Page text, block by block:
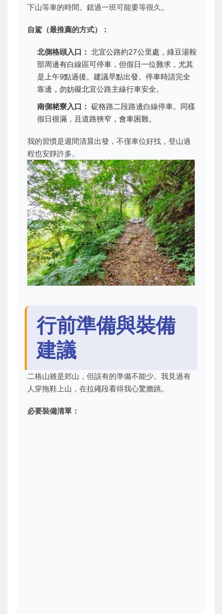
下山等車的時間。錯過一班可能要等很久。
自駕（最推薦的方式）：
北側格頭入口： 北宜公路約27公里處，綠豆湯鞍
部周邊有白線區可停車，但假日一位難求，尤其
是上午9點過後。建議早點出發。停車時請完全
靠邊，勿妨礙北宜公路主線行車安全。
南側栳寮入口： 碇格路二段路邊白線停車。同樣
假日很滿，且道路狹窄，會車困難。
我的習慣是週間清晨出發，不僅車位好找，登山過
程也安靜許多。
行前準備與裝備
建議
二格山雖是郊山，但該有的準備不能少。我見過有
人穿拖鞋上山，在拉繩段看得我心驚膽跳。
必要裝備清單：